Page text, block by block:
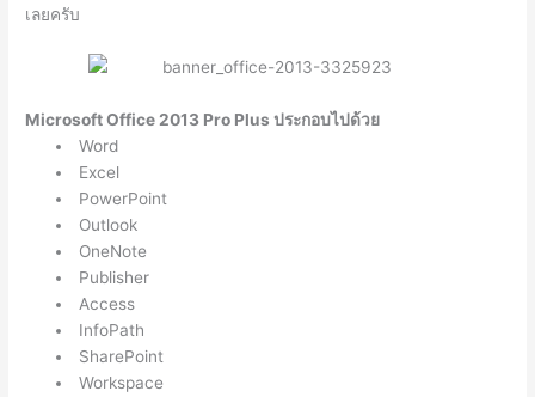
เลยครับ
Microsoft Office 2013 Pro Plus ประกอบไปด้วย
Word
Excel
PowerPoint
Outlook
OneNote
Publisher
Access
InfoPath
SharePoint
Workspace